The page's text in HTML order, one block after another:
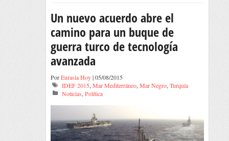
Un nuevo acuerdo abre el
camino para un buque de
guerra turco de tecnología
avanzada
PorEurasia Hoy| 05/08/2015
IDEF 2015, Mar Mediterráneo, Mar Negro, Turquía
Noticias, Política